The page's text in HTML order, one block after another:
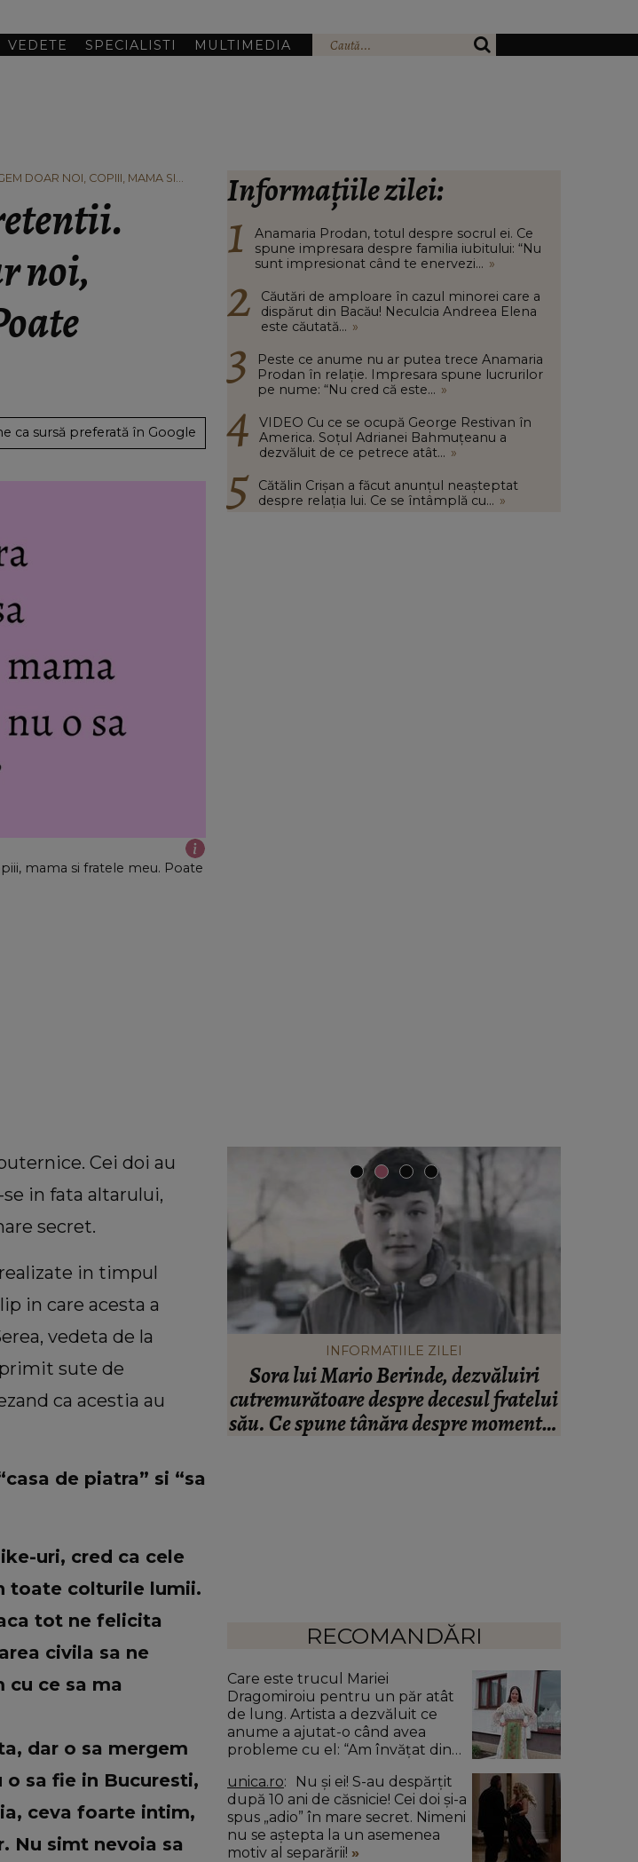
VEDETE SPECIALISTI MULTIMEDIA
DOAR NOI, COPIII, MAMA SI
noi,
ca sursă preferată în Google
mama si fratele meu. Poate
Informațiile zilei:
Anamaria Prodan, totul despre socrul ei. Ce
spune impresara despre familia iubitului: “Nu
sunt impresionat când te enervezi... »
Căutări de amploare în cazul minorei care a
dispărut din Bacău! Neculcia Andreea Elena
este căutată... »
Peste ce anume nu ar putea trece Anamaria
Prodan în relație. Impresara spune lucrurilor
pe nume: “Nu cred că este... »
VIDEO Cu ce se ocupă George Restivan în
America. Soțul Adrianei Bahmuțeanu a
dezvăluit de ce petrece atât... »
Cătălin Crișan a făcut anunțul neașteptat
despre relația lui. Ce se întâmplă cu... »
Cei doi au
in fata altarului,
secret.
in timpul
in care acesta a
vedeta de la
sute de
ca acestia au
de piatra” si “sa
uri, cred ca cele
toate colturile lumii.
tot ne felicita
civila sa ne
cu ce sa ma
dar o sa mergem
sa fie in Bucuresti,
ceva foarte intim,
Nu simt nevoia sa
VEDETE
Mariei Dragomiroiu
atât de lung. Artista a
bătrâni.”
INFORMATIILE ZILEI
Sora lui Mario Berinde, dezvăluiri
cutremurătoare despre decesul fratelui
său. Ce spune tânăra despre momentul
RECOMANDĂRI
Care este trucul Mariei
Dragomiroiu pentru un păr atât
de lung. Artista a dezvăluit ce
anume a ajutat-o când avea
probleme cu el: “Am învățat din
unica.ro
după 10 ani de căsnicie! Cei doi și-a
spus „adio” în mare secret. Nimeni
nu se aștepta la un asemenea
motiv al separării!